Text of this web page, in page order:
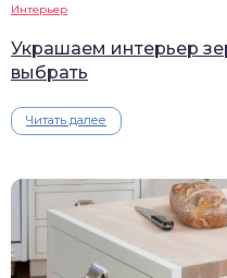
Интерьер
Украшаем интерьер
выбрать
Читать далее